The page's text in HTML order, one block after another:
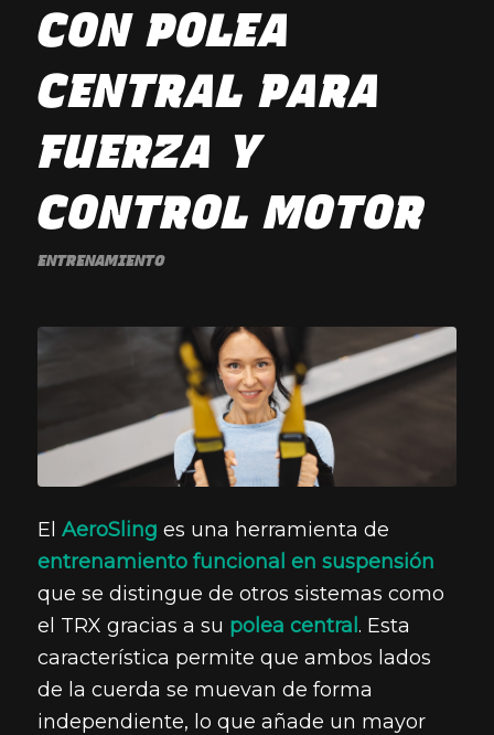
CON POLEA
CENTRAL PARA
FUERZA Y
CONTROL MOTOR
ENTRENAMIENTO
El AeroSling es una herramienta de
entrenamiento funcional en suspensión
que se distingue de otros sistemas como
el TRX gracias a su polea central . Esta
característica permite que ambos lados
de la cuerda se muevan de forma
independiente, lo que añade un mayor